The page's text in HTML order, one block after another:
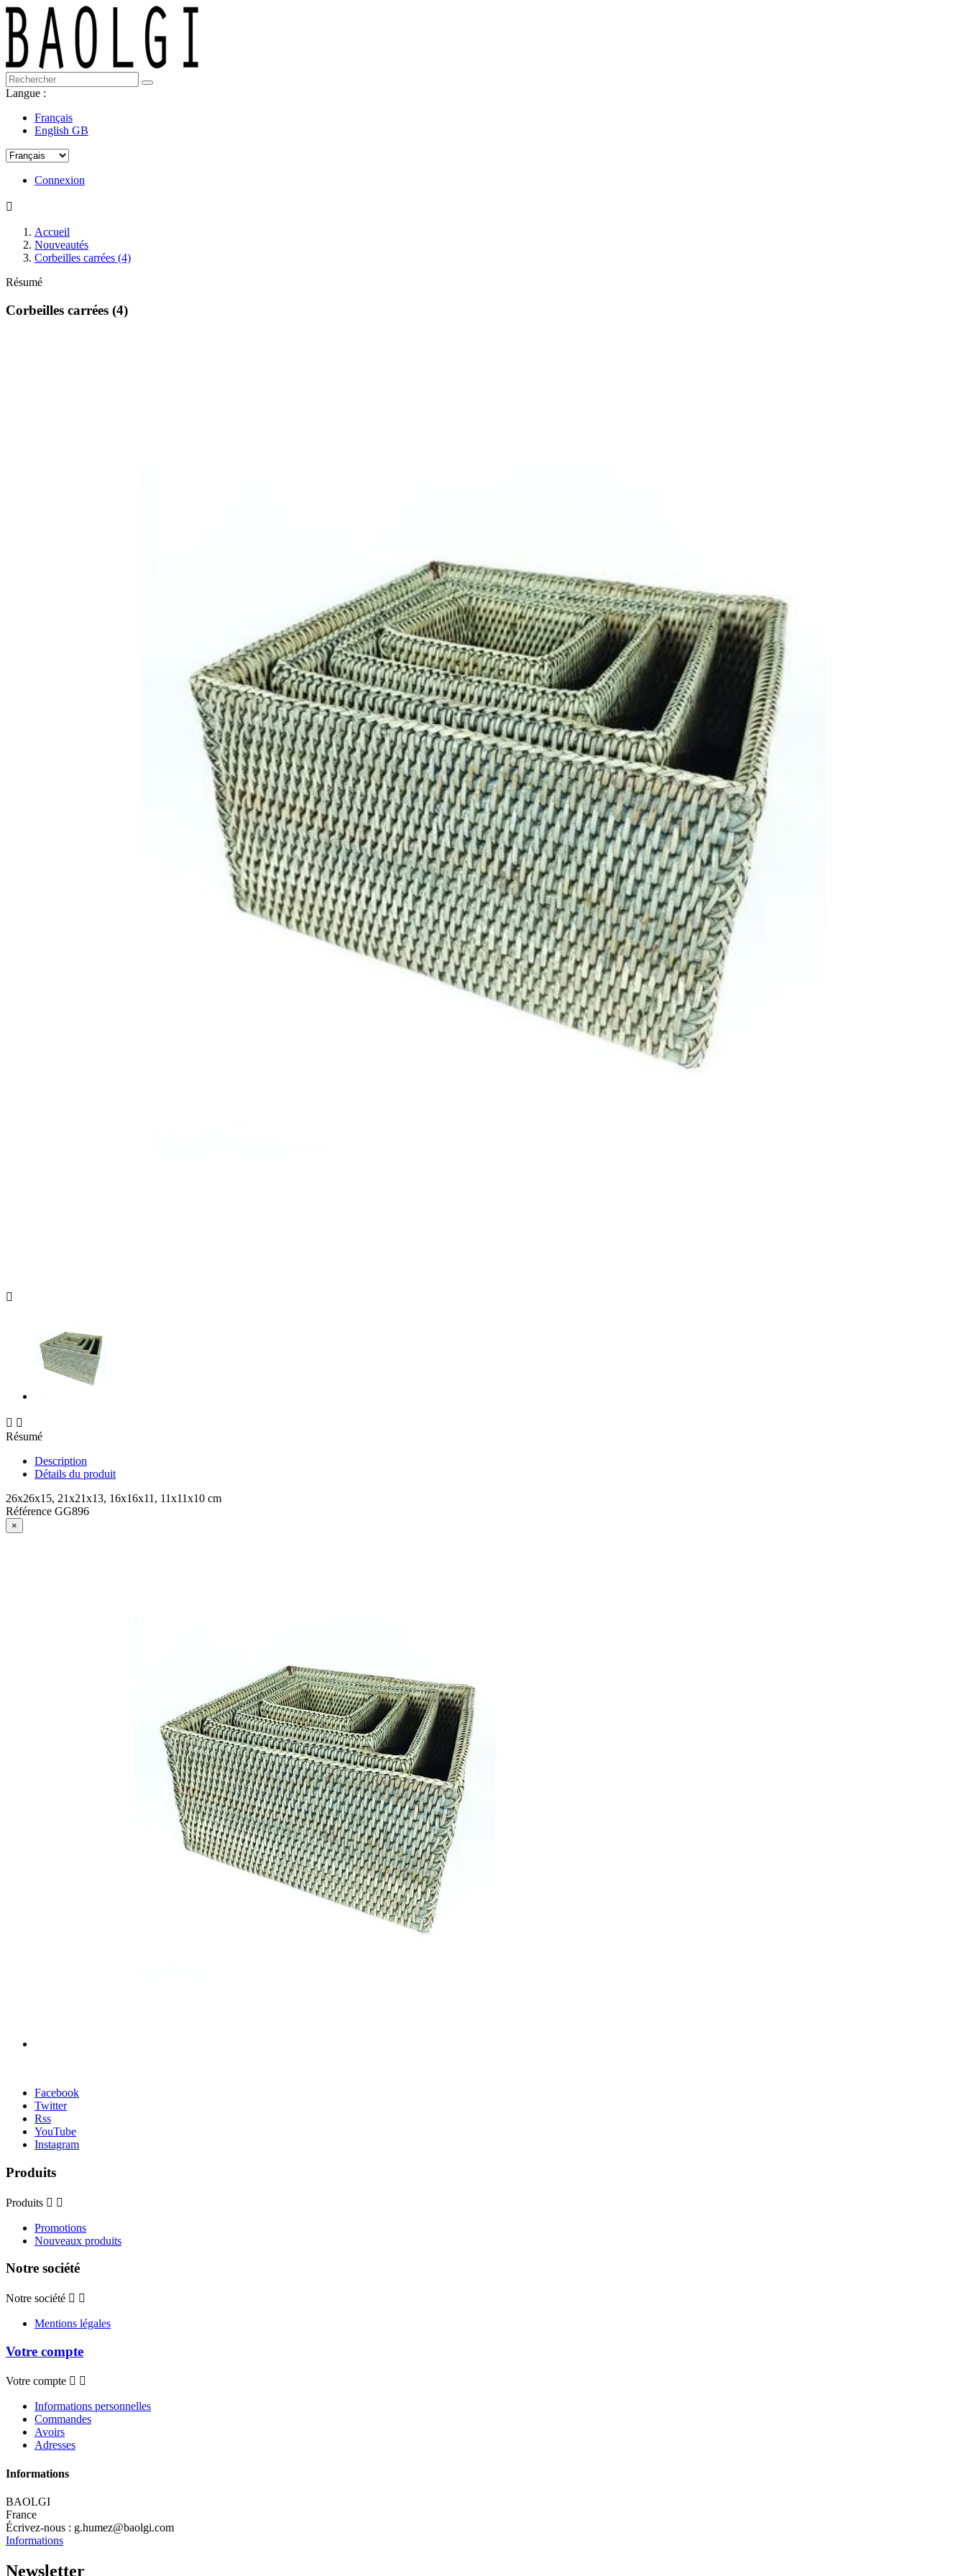
Langue :
Français
English GB
Connexion

Accueil
Nouveautés
Corbeilles carrées (4)
Résumé
Corbeilles carrées (4)

 
Résumé
Description
Détails du produit
26x26x15, 21x21x13, 16x16x11, 11x11x10 cm
Référence GG896
×
Facebook
Twitter
Rss
YouTube
Instagram
Produits
Produits  
Promotions
Nouveaux produits
Notre société
Notre société  
Mentions légales
Votre compte
Votre compte  
Informations personnelles
Commandes
Avoirs
Adresses
Informations
BAOLGI
France
Écrivez-nous : g.humez@baolgi.com
Informations
Newsletter